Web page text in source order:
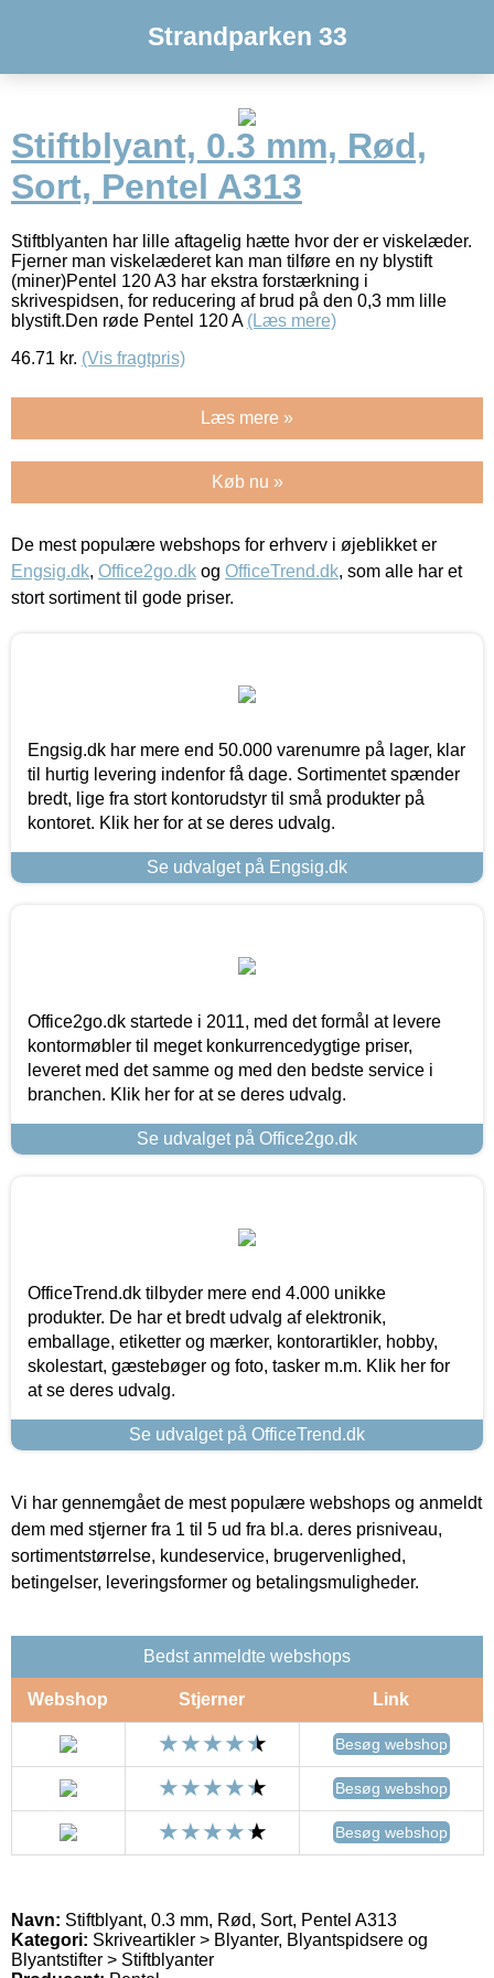
Strandparken 33
Stiftblyant, 0.3 mm, Rød,
Sort, Pentel A313
Stiftblyanten har lille aftagelig hætte hvor der er viskelæder.
Fjerner man viskelæderet kan man tilføre en ny blystift
(miner)Pentel 120 A3 har ekstra forstærkning i
skrivespidsen, for reducering af brud på den 0,3 mm lille
blystift.Den røde Pentel 120 A (Læs mere)
46.71 kr. (Vis fragtpris)
Læs mere »
Køb nu »
De mest populære webshops for erhverv i øjeblikket er
Engsig.dk, Office2go.dk og OfficeTrend.dk, som alle har et
stort sortiment til gode priser.
Engsig.dk har mere end 50.000 varenumre på lager, klar
til hurtig levering indenfor få dage. Sortimentet spænder
bredt, lige fra stort kontorudstyr til små produkter på
kontoret. Klik her for at se deres udvalg.
Se udvalget på Engsig.dk
Office2go.dk startede i 2011, med det formål at levere
kontormøbler til meget konkurrencedygtige priser,
leveret med det samme og med den bedste service i
branchen. Klik her for at se deres udvalg.
Se udvalget på Office2go.dk
OfficeTrend.dk tilbyder mere end 4.000 unikke
produkter. De har et bredt udvalg af elektronik,
emballage, etiketter og mærker, kontorartikler, hobby,
skolestart, gæstebøger og foto, tasker m.m. Klik her for
at se deres udvalg.
Se udvalget på OfficeTrend.dk
Vi har gennemgået de mest populære webshops og anmeldt
dem med stjerner fra 1 til 5 ud fra bl.a. deres prisniveau,
sortimentstørrelse, kundeservice, brugervenlighed,
betingelser, leveringsformer og betalingsmuligheder.
Bedst anmeldte webshops
Webshop Stjerner Link
Besøg webshop
Besøg webshop
Besøg webshop
Navn: Stiftblyant, 0.3 mm, Rød, Sort, Pentel A313
Kategori: Skriveartikler > Blyanter, Blyantspidsere og
Blyantstifter > Stiftblyanter